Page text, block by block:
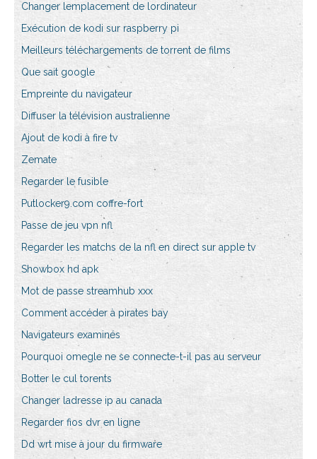
Changer lemplacement de lordinateur
Exécution de kodi sur raspberry pi
Meilleurs téléchargements de torrent de films
Que sait google
Empreinte du navigateur
Diffuser la télévision australienne
Ajout de kodi à fire tv
Zemate
Regarder le fusible
Putlocker9.com coffre-fort
Passe de jeu vpn nfl
Regarder les matchs de la nfl en direct sur apple tv
Showbox hd apk
Mot de passe streamhub xxx
Comment accéder à pirates bay
Navigateurs examinés
Pourquoi omegle ne se connecte-t-il pas au serveur
Botter le cul torents
Changer ladresse ip au canada
Regarder fios dvr en ligne
Dd wrt mise à jour du firmware